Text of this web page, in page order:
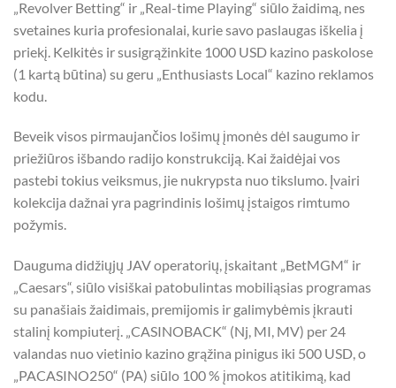
„Revolver Betting“ ir „Real-time Playing“ siūlo žaidimą, nes
svetaines kuria profesionalai, kurie savo paslaugas iškelia į
priekį. Kelkitės ir susigrąžinkite 1000 USD kazino paskolose
(1 kartą būtina) su geru „Enthusiasts Local“ kazino reklamos
kodu.
Beveik visos pirmaujančios lošimų įmonės dėl saugumo ir
priežiūros išbando radijo konstrukciją. Kai žaidėjai vos
pastebi tokius veiksmus, jie nukrypsta nuo tikslumo. Įvairi
kolekcija dažnai yra pagrindinis lošimų įstaigos rimtumo
požymis.
Dauguma didžiųjų JAV operatorių, įskaitant „BetMGM“ ir
„Caesars“, siūlo visiškai patobulintas mobiliąsias programas
su panašiais žaidimais, premijomis ir galimybėmis įkrauti
stalinį kompiuterį. „CASINOBACK“ (Nj, MI, MV) per 24
valandas nuo vietinio kazino grąžina pinigus iki 500 USD, o
„PACASINO250“ (PA) siūlo 100 % įmokos atitikimą, kad